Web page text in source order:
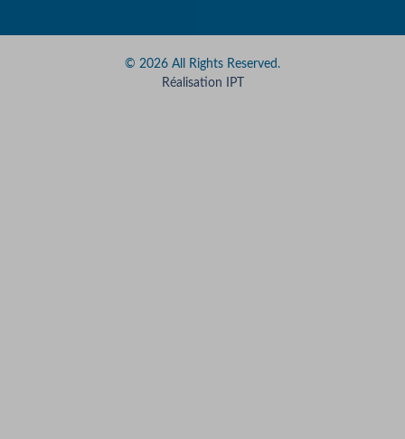
© 2026 All Rights Reserved.
Réalisation IPT